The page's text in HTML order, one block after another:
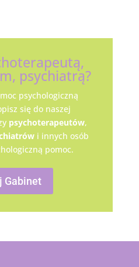
psychiatrą?
psychologiczną
się do naszej
psychoterapeutów,
i innych osób
pomoc.
Gabinet